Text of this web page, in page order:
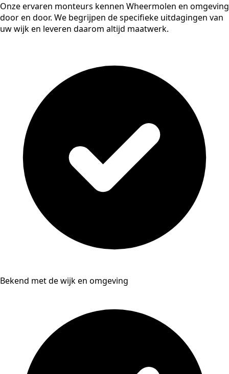
Onze ervaren monteurs kennen Wheermolen en omgeving
door en door. We begrijpen de specifieke uitdagingen van
uw wijk en leveren daarom altijd maatwerk.
Bekend met de wijk en omgeving